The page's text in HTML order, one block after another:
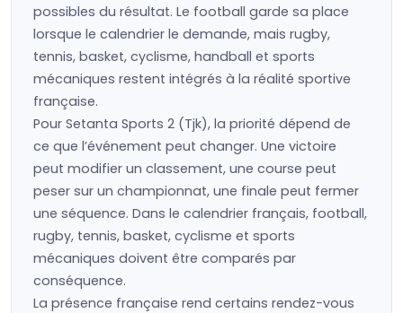
possibles du résultat. Le football garde sa place
lorsque le calendrier le demande, mais rugby,
tennis, basket, cyclisme, handball et sports
mécaniques restent intégrés à la réalité sportive
française.
Pour Setanta Sports 2 (Tjk), la priorité dépend de
ce que l’événement peut changer. Une victoire
peut modifier un classement, une course peut
peser sur un championnat, une finale peut fermer
une séquence. Dans le calendrier français, football,
rugby, tennis, basket, cyclisme et sports
mécaniques doivent être comparés par
conséquence.
La présence française rend certains rendez-vous